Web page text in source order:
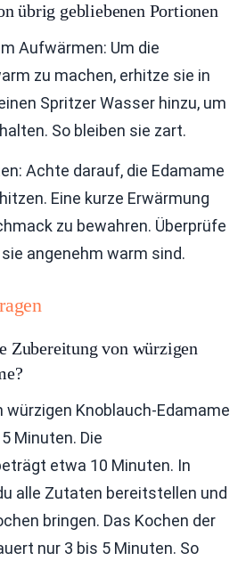
übrig gebliebenen Portionen
Aufwärmen: Um die
zu machen, erhitze sie in
Spritzer Wasser hinzu, um
So bleiben sie zart.
Achte darauf, die Edamame
Eine kurze Erwärmung
zu bewahren. Überprüfe
angenehm warm sind.
Zubereitung von würzigen
würzigen Knoblauch-Edamame
Minuten. Die
etwa 10 Minuten. In
alle Zutaten bereitstellen und
bringen. Das Kochen der
nur 3 bis 5 Minuten. So